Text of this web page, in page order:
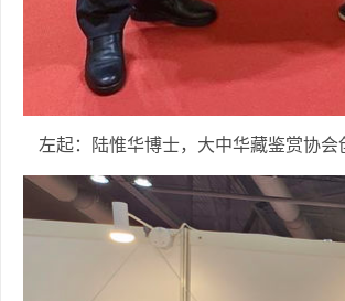
左起：陆惟华博士，大中华藏鉴赏协